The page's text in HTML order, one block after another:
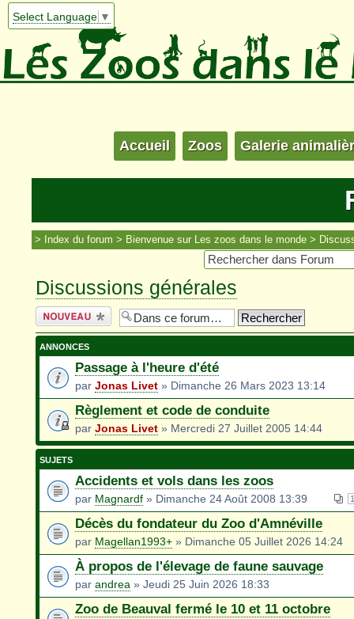
Select Language ▼
Accueil Zoos Galerie
Index du forum Bienvenue sur Les zoos dans le monde
Discussions générales
Écrire un
nouveau sujet
ANNONCES
Passage à l'heure d'été
par Jonas Livet » Dimanche 26 Mars 2023 13:14
Règlement et code de conduite
par Jonas Livet » Mercredi 27 Juillet 2005 14:44
SUJETS
Accidents et vols dans les zoos
1
par Magnardf » Dimanche 24 Août 2008 13:39
Décès du fondateur du Zoo d'Amnéville
par Magellan1993+ » Dimanche 05 Juillet 2026 14:24
À propos de l'élevage de faune sauvage
par andrea » Jeudi 25 Juin 2026 18:33
Zoo de Beauval fermé le 10 et 11 octobre